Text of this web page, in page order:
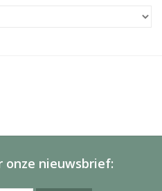
onze nieuwsbrief: